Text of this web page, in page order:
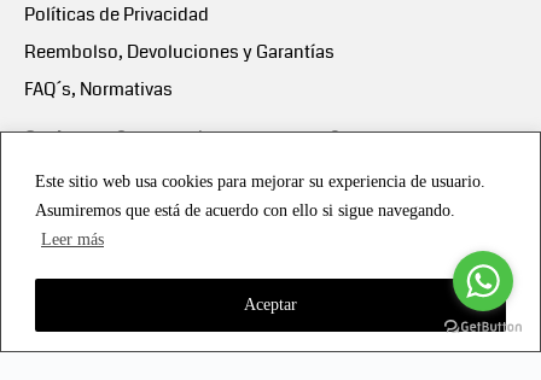
Este sitio web usa cookies para mejorar su experiencia de usuario.
Asumiremos que está de acuerdo con ello si sigue navegando.
Leer más
Aceptar
Políticas de Privacidad
Reembolso, Devoluciones y Garantías
FAQ´s, Normativas
Scalapay:Compra ahora y paga en 3 cuotas
Scalapay Política Privacidad
Copyright © 2021 all rights reserved - Vialmotor